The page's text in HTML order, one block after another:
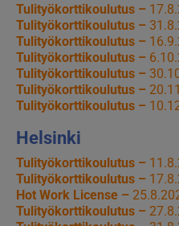
Tulityökorttikoulutus –
Tulityökorttikoulutus –
Tulityökorttikoulutus –
Tulityökorttikoulutus –
Tulityökorttikoulutus –
Tulityökorttikoulutus –
Tulityökorttikoulutus –
Helsinki
Tulityökorttikoulutus –
Tulityökorttikoulutus –
Hot Work License –
Tulityökorttikoulutus –